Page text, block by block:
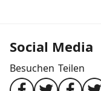
Social Media
Besuchen Teilen